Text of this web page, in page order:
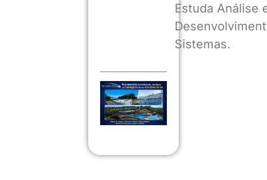
Estuda Análise
Sistemas.